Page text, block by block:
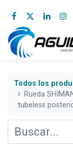
Todos los
Rueda
tubeless